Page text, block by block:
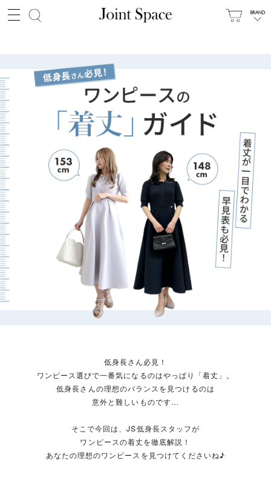
低身長さん必見！
ワンピース選びで一番気になるのはやっぱり「着丈」。
低身長さんの理想のバランスを見つけるのは
意外と難しいものです…
そこで今回は、JS低身長スタッフが
ワンピースの着丈を徹底解説！
あなたの理想のワンピースを見つけてくださいね♪